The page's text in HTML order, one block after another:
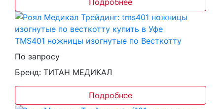
Подробнее
TMS401 ножницы изогнутые по Весткотту
По запросу
Бренд: ТИТАН МЕДИКАЛ
Подробнее